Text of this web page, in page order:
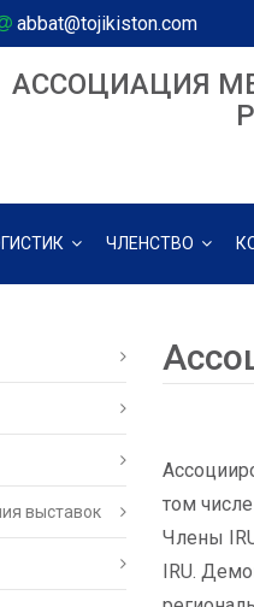
abbat@tojikiston.com
АССОЦИАЦИЯ
ЧЛЕНСТВО
выставок
том
Члены
IRU.